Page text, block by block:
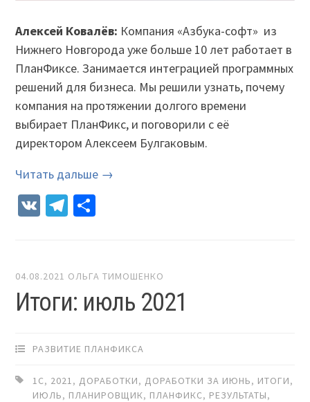
Алексей Ковалёв: Компания «Азбука-софт» из
Нижнего Новгорода уже больше 10 лет работает в
ПланФиксе. Занимается интеграцией программных
решений для бизнеса. Мы решили узнать, почему
компания на протяжении долгого времени
выбирает ПланФикс, и поговорили с её
директором Алексеем Булгаковым.
Читать дальше →
VK Telegram
04.08.2021 ОЛЬГА ТИМОШЕНКО
Итоги: июль 2021
РАЗВИТИЕ ПЛАНФИКСА
1С, 2021, ДОРАБОТКИ, ДОРАБОТКИ ЗА ИЮНЬ, ИТОГИ,
ИЮЛЬ, ПЛАНИРОВЩИК, ПЛАНФИКС, РЕЗУЛЬТАТЫ,